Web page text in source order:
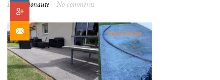
By spationaute No comments